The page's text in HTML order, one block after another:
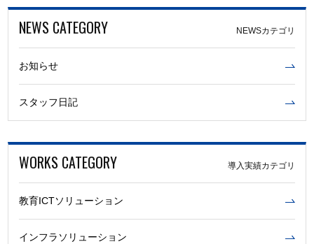
NEWS CATEGORY NEWSカテゴリ
お知らせ
スタッフ日記
WORKS CATEGORY 導入実績カテゴリ
教育ICTソリューション
インフラソリューション